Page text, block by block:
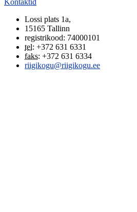
Kontaktid
Lossi plats 1a,
15165 Tallinn
registrikood: 74000101
tel: +372 631 6331
faks: +372 631 6334
riigikogu@riigikogu.ee